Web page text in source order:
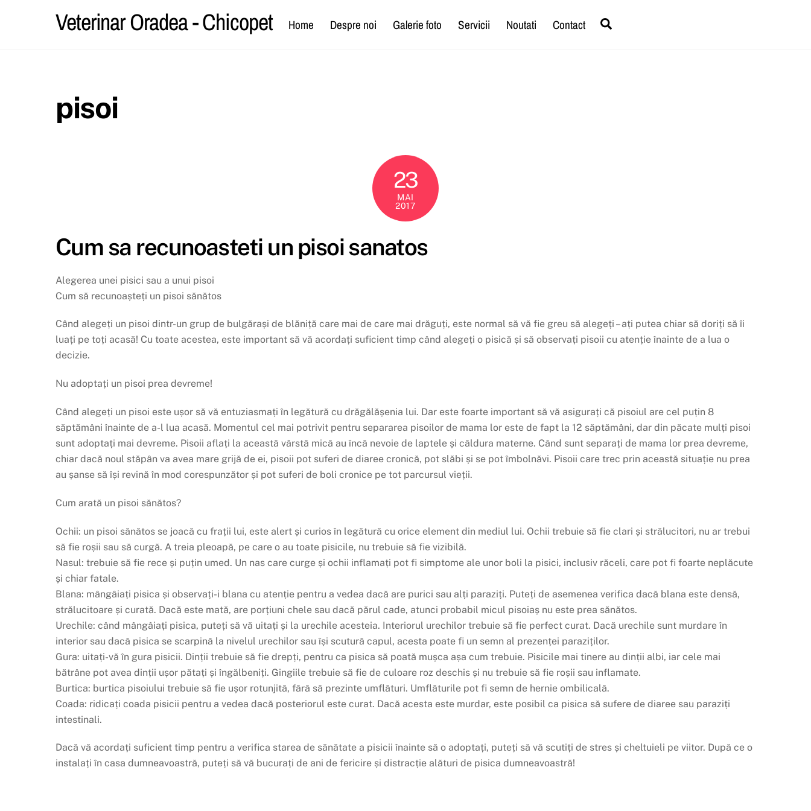
Veterinar Oradea - Chicopet Home Despre noi Galerie foto Servicii Noutati Contact
pisoi
23
MAI
2017
Cum sa recunoasteti un pisoi sanatos
Alegerea unei pisici sau a unui pisoi
Cum să recunoașteți un pisoi sănătos
Când alegeți un pisoi dintr-un grup de bulgărași de blăniță care mai de care mai drăguți, este normal să vă fie greu să alegeți – ați putea chiar să doriți să îi
luați pe toți acasă! Cu toate acestea, este important să vă acordați suficient timp când alegeți o pisică și să observați pisoii cu atenție înainte de a lua o
decizie.
Nu adoptați un pisoi prea devreme!
Când alegeți un pisoi este ușor să vă entuziasmați în legătură cu drăgălășenia lui. Dar este foarte important să vă asigurați că pisoiul are cel puțin 8
săptămâni înainte de a-l lua acasă. Momentul cel mai potrivit pentru separarea pisoilor de mama lor este de fapt la 12 săptămâni, dar din păcate mulți pisoi
sunt adoptați mai devreme. Pisoii aflați la această vârstă mică au încă nevoie de laptele și căldura materne. Când sunt separați de mama lor prea devreme,
chiar dacă noul stăpân va avea mare grijă de ei, pisoii pot suferi de diaree cronică, pot slăbi și se pot îmbolnăvi. Pisoii care trec prin această situație nu prea
au șanse să își revină în mod corespunzător și pot suferi de boli cronice pe tot parcursul vieții.
Cum arată un pisoi sănătos?
Ochii: un pisoi sănătos se joacă cu frații lui, este alert și curios în legătură cu orice element din mediul lui. Ochii trebuie să fie clari și strălucitori, nu ar trebui
să fie roșii sau să curgă. A treia pleoapă, pe care o au toate pisicile, nu trebuie să fie vizibilă.
Nasul: trebuie să fie rece și puțin umed. Un nas care curge și ochii inflamați pot fi simptome ale unor boli la pisici, inclusiv răceli, care pot fi foarte neplăcute
și chiar fatale.
Blana: mângâiați pisica și observați-i blana cu atenție pentru a vedea dacă are purici sau alți paraziți. Puteți de asemenea verifica dacă blana este densă,
strălucitoare și curată. Dacă este mată, are porțiuni chele sau dacă părul cade, atunci probabil micul pisoiaș nu este prea sănătos.
Urechile: când mângâiați pisica, puteți să vă uitați și la urechile acesteia. Interiorul urechilor trebuie să fie perfect curat. Dacă urechile sunt murdare în
interior sau dacă pisica se scarpină la nivelul urechilor sau își scutură capul, acesta poate fi un semn al prezenței paraziților.
Gura: uitați-vă în gura pisicii. Dinții trebuie să fie drepți, pentru ca pisica să poată mușca așa cum trebuie. Pisicile mai tinere au dinții albi, iar cele mai
bătrâne pot avea dinții ușor pătați și îngălbeniți. Gingiile trebuie să fie de culoare roz deschis și nu trebuie să fie roșii sau inflamate.
Burtica: burtica pisoiului trebuie să fie ușor rotunjită, fără să prezinte umflături. Umflăturile pot fi semn de hernie ombilicală.
Coada: ridicați coada pisicii pentru a vedea dacă posteriorul este curat. Dacă acesta este murdar, este posibil ca pisica să sufere de diaree sau paraziți
intestinali.
Dacă vă acordați suficient timp pentru a verifica starea de sănătate a pisicii înainte să o adoptați, puteți să vă scutiți de stres și cheltuieli pe viitor. După ce o
instalați în casa dumneavoastră, puteți să vă bucurați de ani de fericire și distracție alături de pisica dumneavoastră!